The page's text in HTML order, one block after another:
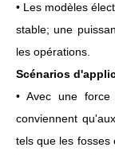
• Les modèles
stable; une
les opérations.
Scénarios
• Avec une
conviennent
tels que les fosses